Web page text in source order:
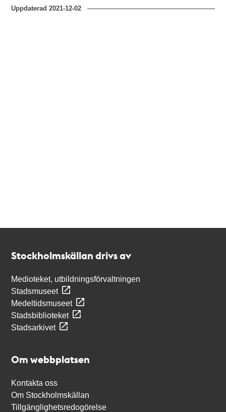
Uppdaterad2021-12-02
Stockholmskällan drivs av
Medioteket, utbildningsförvaltningen
Stadsmuseet
Medeltidsmuseet
Stadsbiblioteket
Stadsarkivet
Om webbplatsen
Kontakta oss
Om Stockholmskällan
Tillgänglighetsredogörelse